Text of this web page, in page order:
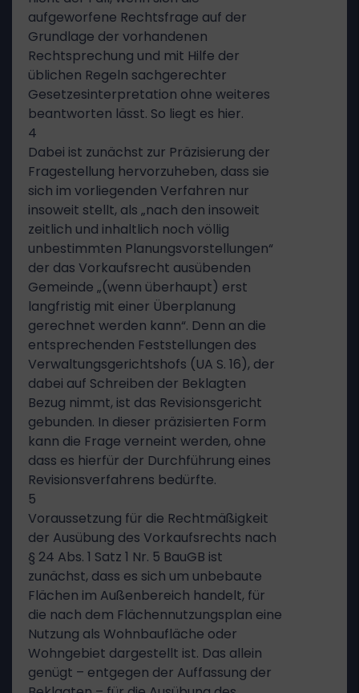
aufgeworfene Rechtsfrage auf der
Grundlage der vorhandenen
Rechtsprechung und mit Hilfe der
üblichen Regeln sachgerechter
Gesetzesinterpretation ohne weiteres
beantworten lässt. So liegt es hier.
4
Dabei ist zunächst zur Präzisierung der
Fragestellung hervorzuheben, dass sie
sich im vorliegenden Verfahren nur
insoweit stellt, als „nach den insoweit
zeitlich und inhaltlich noch völlig
unbestimmten Planungsvorstellungen“
der das Vorkaufsrecht ausübenden
Gemeinde „(wenn überhaupt) erst
langfristig mit einer Überplanung
gerechnet werden kann“. Denn an die
entsprechenden Feststellungen des
Verwaltungsgerichtshofs (UA S. 16), der
dabei auf Schreiben der Beklagten
Bezug nimmt, ist das Revisionsgericht
gebunden. In dieser präzisierten Form
kann die Frage verneint werden, ohne
dass es hierfür der Durchführung eines
Revisionsverfahrens bedürfte.
5
Voraussetzung für die Rechtmäßigkeit
der Ausübung des Vorkaufsrechts nach
§ 24 Abs. 1 Satz 1 Nr. 5 BauGB ist
zunächst, dass es sich um unbebaute
Flächen im Außenbereich handelt, für
die nach dem Flächennutzungsplan eine
Nutzung als Wohnbaufläche oder
Wohngebiet dargestellt ist. Das allein
genügt – entgegen der Auffassung der